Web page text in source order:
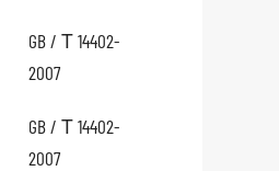
GB / Τ 14402-
2007
GB / Τ 14402-
2007